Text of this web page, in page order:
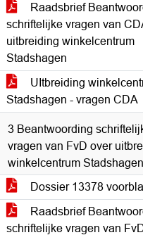
Raadsbrief
schriftelijke vragen van
uitbreiding winkelcentrum
Stadshagen
UItbreiding
Stadshagen - vragen CDA
3 Beantwoording
vragen van FvD over
winkelcentrum Stadshagen
Dossier 13378
Raadsbrief
schriftelijke vragen van